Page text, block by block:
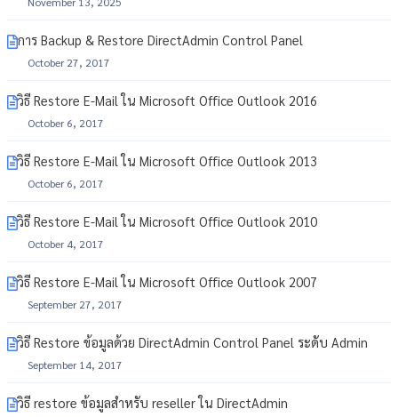
การ Backup & Restore DirectAdmin Control Panel
October 27, 2017
วิธี Restore E-Mail ใน Microsoft Office Outlook 2016
October 6, 2017
วิธี Restore E-Mail ใน Microsoft Office Outlook 2013
October 6, 2017
วิธี Restore E-Mail ใน Microsoft Office Outlook 2010
October 4, 2017
วิธี Restore E-Mail ใน Microsoft Office Outlook 2007
September 27, 2017
วิธี Restore ข้อมูลด้วย DirectAdmin Control Panel ระดับ Admin
September 14, 2017
วิธี restore ข้อมูลสำหรับ reseller ใน DirectAdmin